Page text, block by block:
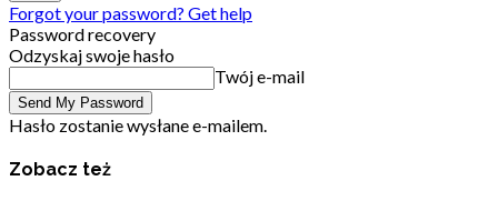
Forgot your password? Get help
Password recovery
Odzyskaj swoje hasło
Twój e-mail
Hasło zostanie wysłane e-mailem.
Zobacz też